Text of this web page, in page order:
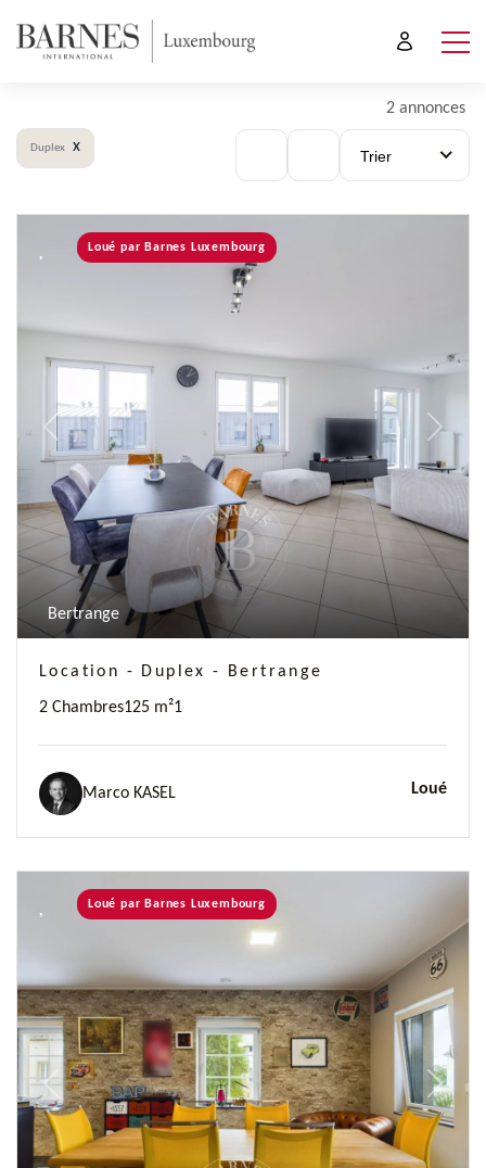
2 annonces
Duplex x
Trier
Previous Next
Loué par Barnes Luxembourg
Bertrange
Location - Duplex - Bertrange
2 Chambres125 m²1
Marco KASEL Loué
Previous Next
Loué par Barnes Luxembourg